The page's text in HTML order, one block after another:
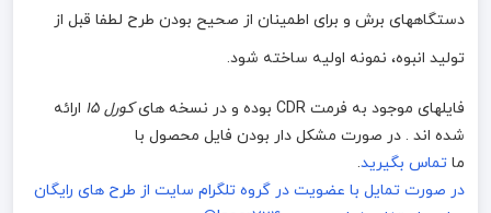
دستگاههای برش و برای اطمینان از صحیح بودن طرح لطفا قبل از
تولید انبوه، نمونه اولیه ساخته شود.
فایلهای موجود به فرمت CDR بوده و در نسخه های کورل 15
ارائه
شده اند . در صورت مشکل دار بودن فایل محصول با
ما تماس بگیرید.
در صورت تمایل با عضویت در گروه تلگرام سایت از طرح های رایگان